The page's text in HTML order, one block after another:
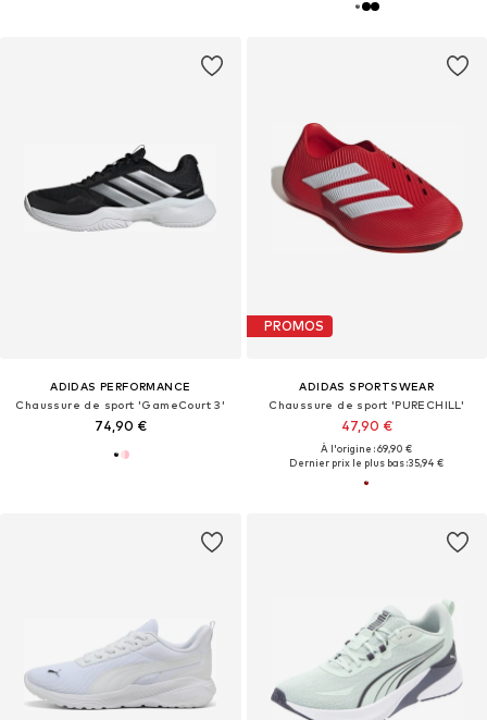
ADIDAS PERFORMANCE
Chaussure de sport 'GameCourt 3'
74,90 €
PROMOS
ADIDAS SPORTSWEAR
Chaussure de sport 'PURECHILL'
47,90 €
À l'origine : 69,90 €
Dernier prix le plus bas :35,94 €